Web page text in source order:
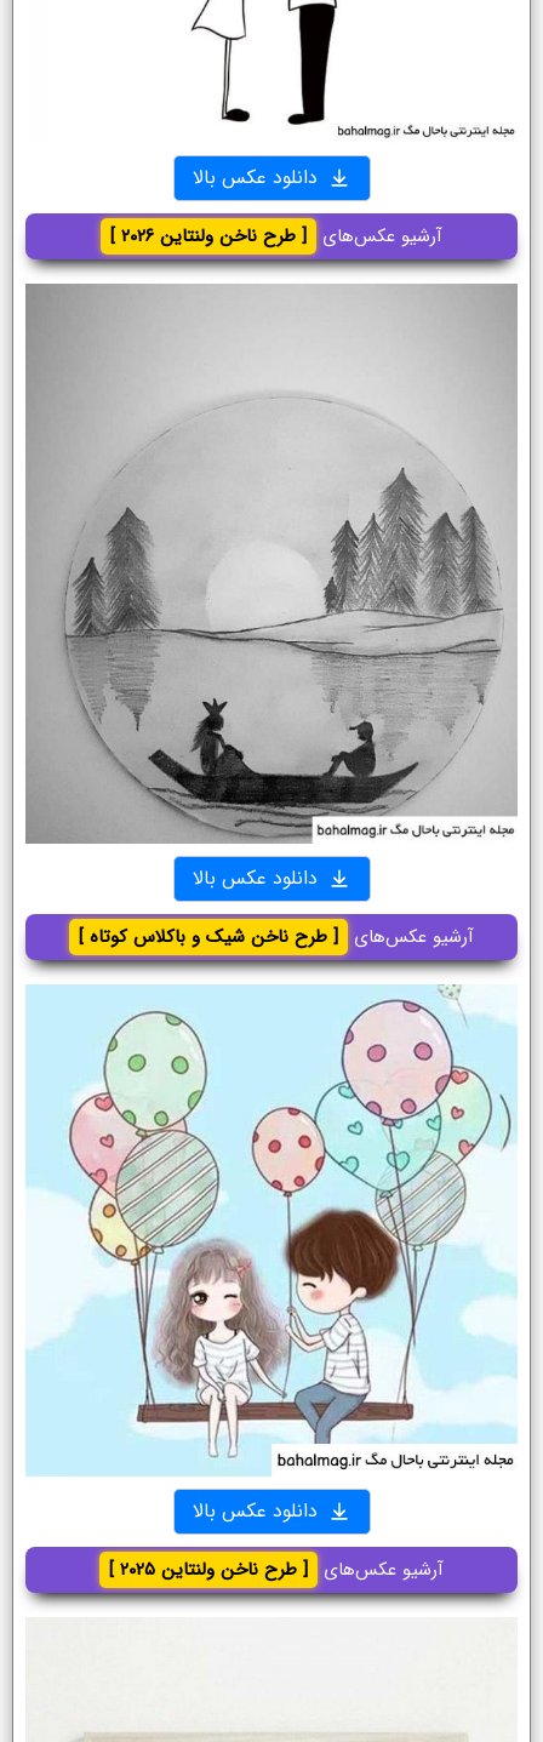
دانلود عکس بالا
آرشیو عکس‌های [ طرح ناخن ولنتاین ۲۰۲۶ ]
دانلود عکس بالا
آرشیو عکس‌های [ طرح ناخن شیک و باکلاس کوتاه ]
دانلود عکس بالا
آرشیو عکس‌های [ طرح ناخن ولنتاین ۲۰۲۵ ]